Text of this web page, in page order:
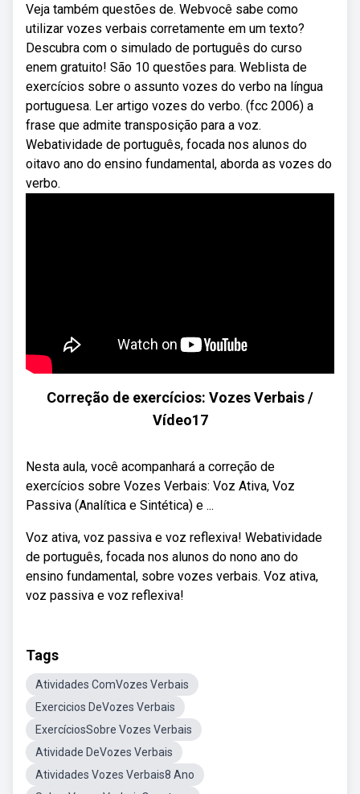
Veja também questões de. Webvocê sabe como
utilizar vozes verbais corretamente em um texto?
Descubra com o simulado de português do curso
enem gratuito! São 10 questões para. Weblista de
exercícios sobre o assunto vozes do verbo na língua
portuguesa. Ler artigo vozes do verbo. (fcc 2006) a
frase que admite transposição para a voz.
Webatividade de português, focada nos alunos do
oitavo ano do ensino fundamental, aborda as vozes do
verbo.
Correção de exercícios: Vozes Verbais /
Vídeo17
Nesta aula, você acompanhará a correção de
exercícios sobre Vozes Verbais: Voz Ativa, Voz
Passiva (Analítica e Sintética) e ...
Voz ativa, voz passiva e voz reflexiva! Webatividade
de português, focada nos alunos do nono ano do
ensino fundamental, sobre vozes verbais. Voz ativa,
voz passiva e voz reflexiva!
Tags
Atividades ComVozes Verbais
Exercicios DeVozes Verbais
ExercíciosSobre Vozes Verbais
Atividade DeVozes Verbais
Atividades Vozes Verbais8 Ano